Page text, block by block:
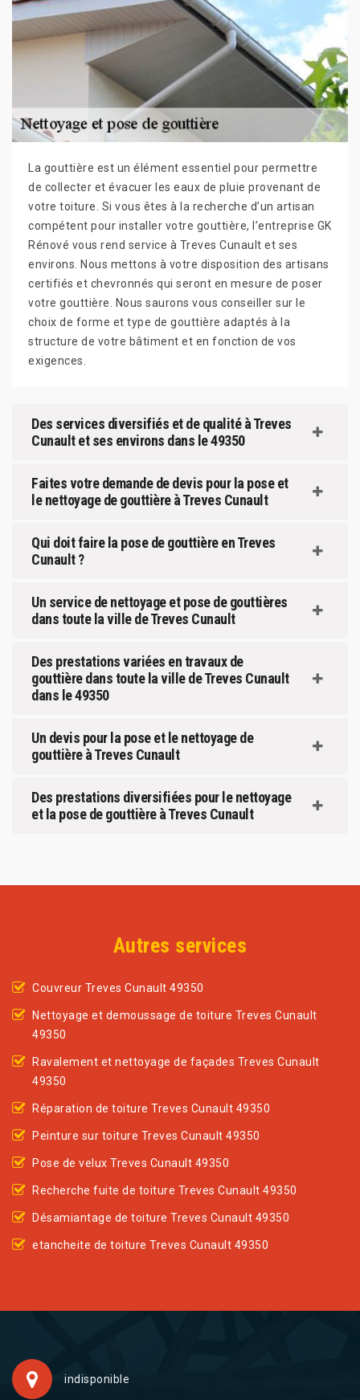
La gouttière est un élément essentiel pour permettre
de collecter et évacuer les eaux de pluie provenant de
votre toiture. Si vous êtes à la recherche d’un artisan
compétent pour installer votre gouttière, l’entreprise GK
Rénové vous rend service à Treves Cunault et ses
environs. Nous mettons à votre disposition des artisans
certifiés et chevronnés qui seront en mesure de poser
votre gouttière. Nous saurons vous conseiller sur le
choix de forme et type de gouttière adaptés à la
structure de votre bâtiment et en fonction de vos
exigences.
Des services diversifiés et de qualité à Treves
Cunault et ses environs dans le 49350
Faites votre demande de devis pour la pose et
le nettoyage de gouttière à Treves Cunault
Qui doit faire la pose de gouttière en Treves
Cunault ?
Un service de nettoyage et pose de gouttières
dans toute la ville de Treves Cunault
Des prestations variées en travaux de
gouttière dans toute la ville de Treves Cunault
dans le 49350
Un devis pour la pose et le nettoyage de
gouttière à Treves Cunault
Des prestations diversifiées pour le nettoyage
et la pose de gouttière à Treves Cunault
Autres services
Couvreur Treves Cunault 49350
Nettoyage et demoussage de toiture Treves Cunault
49350
Ravalement et nettoyage de façades Treves Cunault
49350
Réparation de toiture Treves Cunault 49350
Peinture sur toiture Treves Cunault 49350
Pose de velux Treves Cunault 49350
Recherche fuite de toiture Treves Cunault 49350
Désamiantage de toiture Treves Cunault 49350
etancheite de toiture Treves Cunault 49350
indisponible